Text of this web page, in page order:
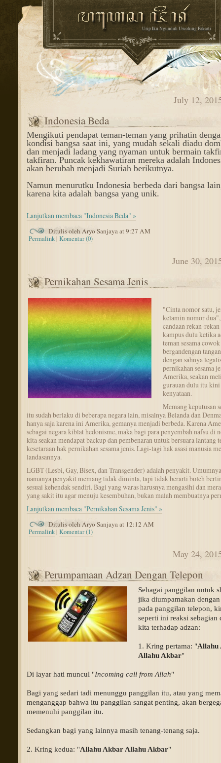
Urip Iku Ngunduh Uwohing Pakarti
July 12,
Indonesia Beda
Mengikuti pendapat teman-teman yang prihatin
kondisi bangsa saat ini, yang mudah sekali diadu
dan menjadi ladang yang nyaman untuk bermain
takfiran. Puncak kekhawatiran mereka adalah
akan berubah menjadi Suriah berikutnya.
Namun menurutku Indonesia berbeda dari bangsa
karena kita adalah bangsa yang unik.
Lanjutkan membaca "Indonesia Beda" »
Ditulis oleh Aryo Sanjaya at 9:27 AM
Permalink |Komentar (0)
June 30,
Pernikahan Sesama Jenis
"Cinta nomor satu,
kelamin nomor
candaan rekan-
kampus dulu ketika
teman sesama cowok
bergandengan
dengan sahnya
pernikahan sesama
Amerika, seakan
gurauan dulu itu
kenyataan.
Memang keputusan
itu sudah berlaku di beberapa negara lain, misalnya Belanda dan
hanya saja karena ini Amerika, gemanya menjadi berbeda. Karena
sebagai negara kiblat hedonisme, maka bagi para penyembah nafsu di
kita seakan mendapat backup dan pembenaran untuk bersuara lantang
kesetaraan hak pernikahan sesama jenis. Lagi-lagi hak asasi manusia
landasannya.
LGBT (Lesbi, Gay, Bisex, dan Transgender) adalah penyakit.
namanya penyakit memang tidak diminta, tapi tidak berarti boleh
sesuai kehendak sendiri. Bagi yang waras harusnya mengasihi dan
yang sakit itu agar menuju kesembuhan, bukan malah membuatnya
Lanjutkan membaca "Pernikahan Sesama Jenis" »
Ditulis oleh Aryo Sanjaya at 12:12 AM
Permalink |Komentar (1)
May 24,
Perumpamaan Adzan Dengan Telepon
Sebagai panggilan untuk
jika diumpamakan
pada panggilan telepon,
seperti ini reaksi sebagian
kita terhadap adzan:
1. Kring pertama: "Allahu
Allahu Akbar"
Di layar hati muncul "Incoming call from Allah"
Bagi yang sedari tadi menunggu panggilan itu, atau yang
menganggap bahwa itu panggilan sangat penting, akan
memenuhi panggilan itu.
Sedangkan bagi yang lainnya masih tenang-tenang saja.
2. Kring kedua: "Allahu Akbar Allahu Akbar"